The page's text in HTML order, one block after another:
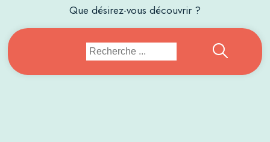
Que désirez-vous découvrir ?